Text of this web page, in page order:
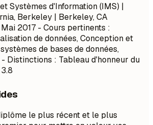
Systèmes d'Information (IMS) |
Berkeley | Berkeley, CA
2017 - Cours pertinents :
de données, Conception et
de bases de données,
Distinctions : Tableau d'honneur du
le plus récent et le plus